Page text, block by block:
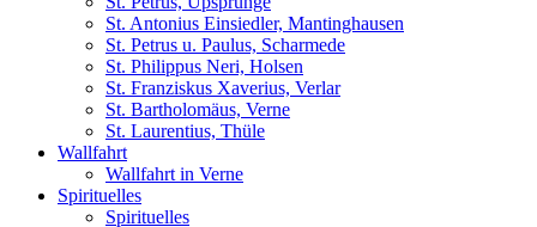
St. Antonius Einsiedler, Mantinghausen
St. Petrus u. Paulus, Scharmede
St. Philippus Neri, Holsen
St. Franziskus Xaverius, Verlar
St. Bartholomäus, Verne
St. Laurentius, Thüle
Wallfahrt
Wallfahrt in Verne
Spirituelles
Spirituelles